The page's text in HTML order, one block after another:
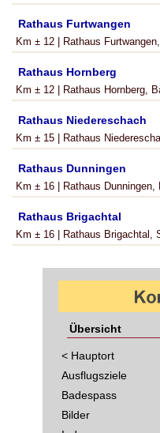
Rathaus Furtwangen
Km ± 12 | Rathaus
Rathaus Hornberg
Km ± 12 | Rathaus Hornberg,
Rathaus Niedereschach
Km ± 15 | Rathaus
Rathaus Dunningen
Km ± 16 | Rathaus
Rathaus Brigachtal
Km ± 16 | Rathaus Brigachtal,
Übersicht
< Hauptort
Ausflugsziele
Badespass
Bilder